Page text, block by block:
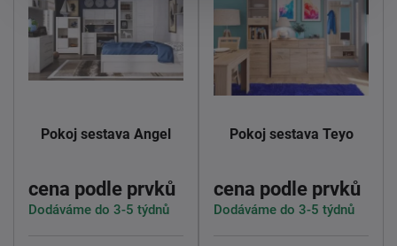
Pokoj sestava Angel
cena podle prvků
Dodáváme do 3-5 týdnů
Pokoj sestava Teyo
cena podle prvků
Dodáváme do 3-5 týdnů